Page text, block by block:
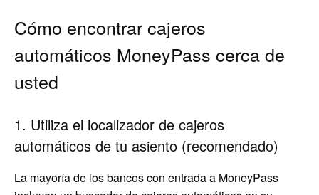
Cómo encontrar cajeros
automáticos MoneyPass cerca de
usted
1. Utiliza el localizador de cajeros
automáticos de tu asiento (recomendado)
La mayoría de los bancos con entrada a MoneyPass